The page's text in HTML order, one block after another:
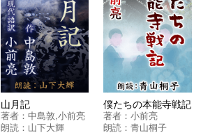
山月記
著者： 中島敦,小前亮
朗読： 山下大輝
僕たちの本能寺戦記
著者：小前亮
朗読：青山桐子